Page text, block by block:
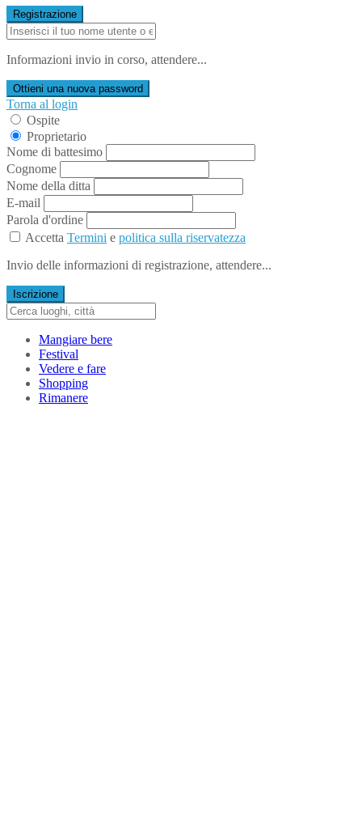
Registrazione
Informazioni invio in corso, attendere...
Ottieni una nuova password
Torna al login
Ospite
Proprietario
Nome di battesimo
Cognome
Nome della ditta
E-mail
Parola d'ordine
Accetta Termini e politica sulla riservatezza
Invio delle informazioni di registrazione, attendere...
Iscrizione
Mangiare bere
Festival
Vedere e fare
Shopping
Rimanere